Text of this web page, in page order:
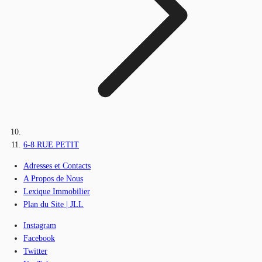
6-8 RUE PETIT
Adresses et Contacts
A Propos de Nous
Lexique Immobilier
Plan du Site | JLL
Instagram
Facebook
Twitter